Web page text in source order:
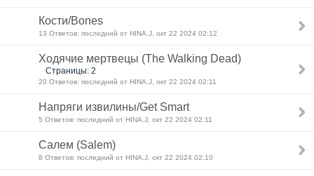
Кости/Bones
13 Ответов: последний от HINA.J, окт 22 2024 02:12
Ходячие мертвецы (The Walking Dead)
Страницы: 2
20 Ответов: последний от HINA.J, окт 22 2024 02:11
Напряги извилины/Get Smart
5 Ответов: последний от HINA.J, окт 22 2024 02:11
Салем (Salem)
8 Ответов: последний от HINA.J, окт 22 2024 02:10